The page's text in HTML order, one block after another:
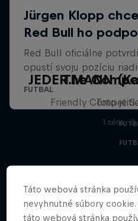
JEDER.MANN
Toto je
The
Friendly
1 séria ·
Táto webová stránka
nevyhnutné súbory cookie.
táto webová stránka